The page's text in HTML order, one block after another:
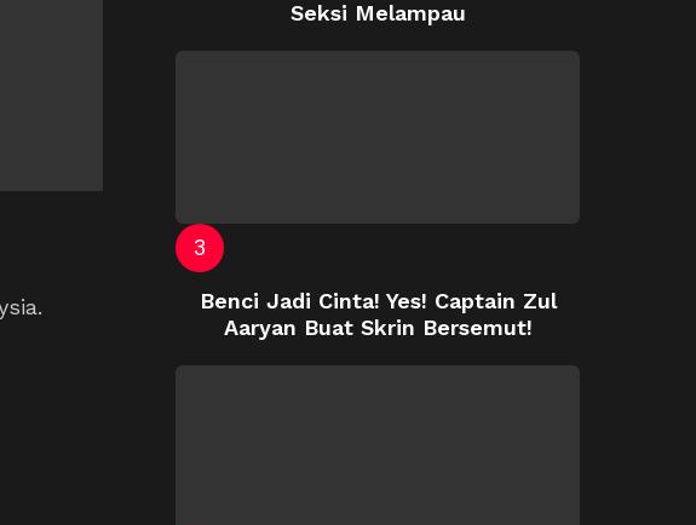
Seksi Melampau
Benci Jadi Cinta! Yes! Captain Zul
Aaryan Buat Skrin Bersemut!